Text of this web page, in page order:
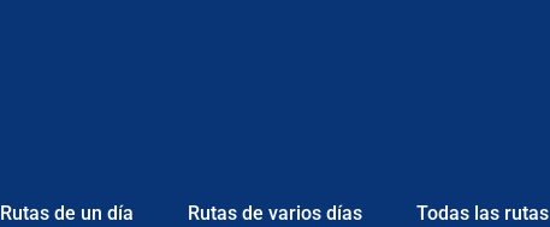
Rutas de un día Rutas de varios días Todas las rutas